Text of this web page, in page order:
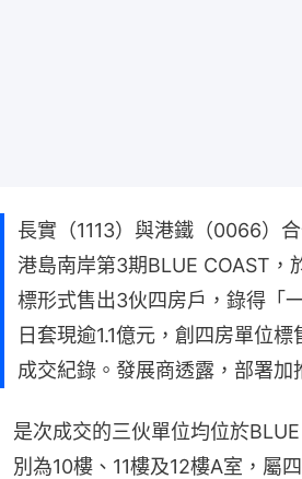
長實（1113）與港鐵（0066）
港島南岸第3期BLUE COAST，
標形式售出3伙四房戶，錄得「
日套現逾1.1億元，創四房單位
成交紀錄。發展商透露，部署加
是次成交的三伙單位均位於
別為10樓、11樓及12樓A室，屬